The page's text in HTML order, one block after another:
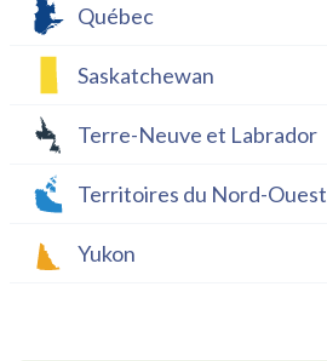
Québec
Saskatchewan
Terre-Neuve et Labrador
Territoires du Nord-Ouest
Yukon